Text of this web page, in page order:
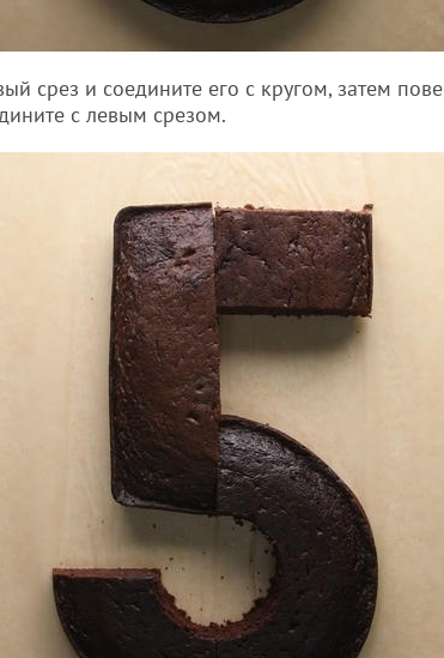
срез и соедините его с кругом, затем
с левым срезом.